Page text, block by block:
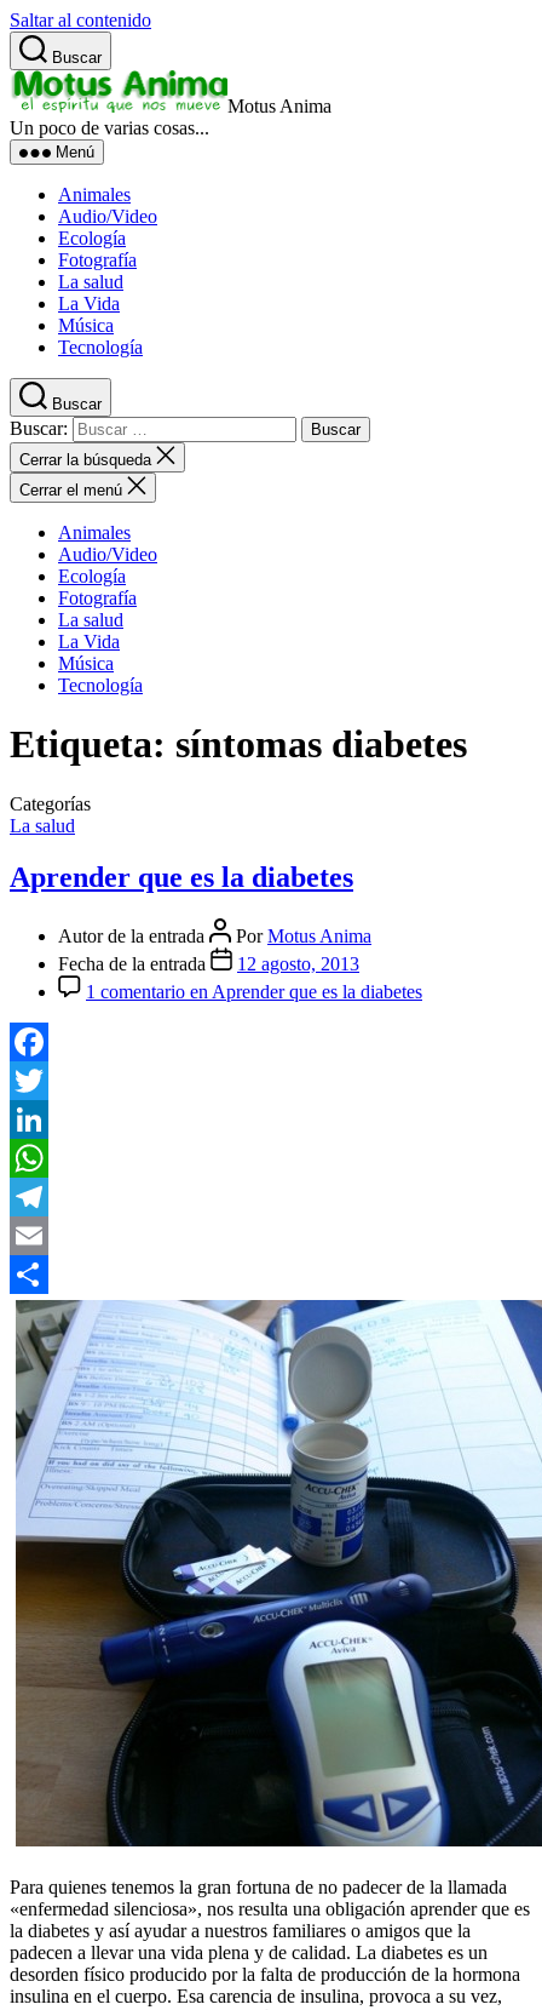
Saltar al contenido
Buscar
Motus Anima
Un poco de varias cosas...
Menú
Animales
Audio/Video
Ecología
Fotografía
La salud
La Vida
Música
Tecnología
Buscar
Buscar:
Cerrar la búsqueda
Cerrar el menú
Animales
Audio/Video
Ecología
Fotografía
La salud
La Vida
Música
Tecnología
Etiqueta: síntomas diabetes
Categorías
La salud
Aprender que es la diabetes
Autor de la entrada PorMotus Anima
Fecha de la entrada
12 agosto, 2013
1 comentario en Aprender que es la diabetes
Facebook
Twitter
LinkedIn
WhatsApp
Telegram
Email
Compartir
Para quienes tenemos la gran fortuna de no padecer de la llamada
«enfermedad silenciosa», nos resulta una obligación aprender que es
la diabetes y así ayudar a nuestros familiares o amigos que la
padecen a llevar una vida plena y de calidad. La diabetes es un
desorden físico producido por la falta de producción de la hormona
insulina en el cuerpo. Esa carencia de insulina, provoca a su vez,